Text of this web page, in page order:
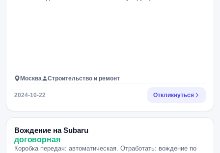
Москва Строительство и ремонт
2024-10-22 Откликнуться
Вождение на Subaru
договорная
Коробка передач: автоматическая. Отработать: вождение по